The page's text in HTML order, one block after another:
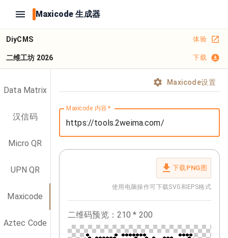
Maxicode 生成器
DiyCMS 体验
二维工坊 2026 下载
Data Matrix
汉信码
Micro QR
UPN QR
Maxicode
Aztec Code
Maxicode设置
Maxicode 内容*
下载PNG图
使用电脑操作可下载SVG和EPS格式
二维码预览： 210 * 200